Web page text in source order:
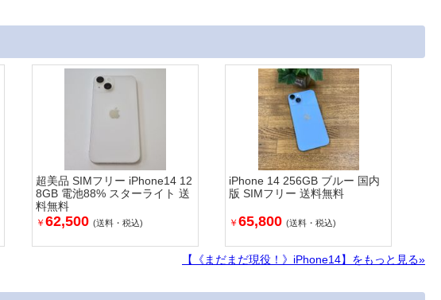
超美品 SIMフリー iPhone14 12
8GB 電池88% スターライト 送
料無料
￥ 62,500 (送料・税込)
iPhone 14 256GB ブルー 国内
版 SIMフリー 送料無料
￥65,800(送料・税込)
【《まだまだ現役！》iPhone14】をもっと見る»